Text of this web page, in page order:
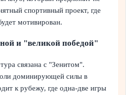
спортивный проект, где
мотивирован.
и "великой победой"
связана с "Зенитом".
доминирующей силы в
к рубежу, где одна-две игры